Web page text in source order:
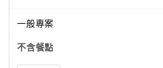
一般專案
不含餐點